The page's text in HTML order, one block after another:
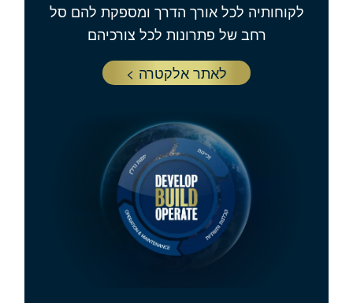
לקוחותיה לכל אורך הדרך ומספקת להם סל
רחב של פתרונות לכל צורכיהם
לאתר אלקטרה >